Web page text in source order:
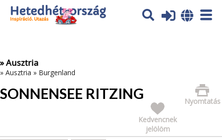
Az oldal sütiket (cookies) használ. További tájékoztatás itt:
Adatvédelmi tájékoztató
» Ausztria
» Ausztria » Burgenland
SONNENSEE RITZING
Nyomtatás
Kedvencnek
jelölöm